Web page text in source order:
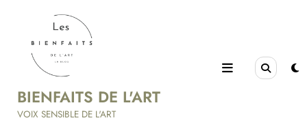
BIENFAITS DE L'ART
VOIX SENSIBLE DE L'ART